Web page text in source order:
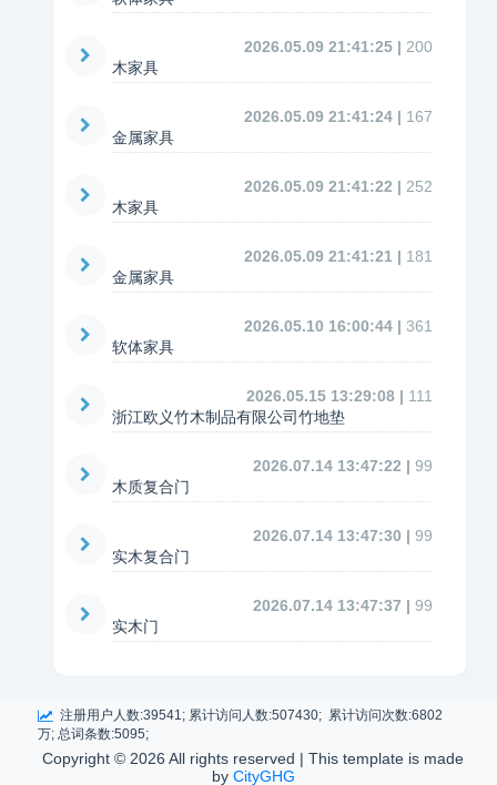
2026.05.09 21:41:25 | 200
木家具
2026.05.09 21:41:24 | 167
金属家具
2026.05.09 21:41:22 | 252
木家具
2026.05.09 21:41:21 | 181
金属家具
2026.05.10 16:00:44 | 361
软体家具
2026.05.15 13:29:08 | 111
浙江欧义竹木制品有限公司竹地垫
2026.07.14 13:47:22 | 99
木质复合门
2026.07.14 13:47:30 | 99
实木复合门
2026.07.14 13:47:37 | 99
实木门
注册用户人数:39541; 累计访问人数:507430; 累计访问次数:6802
万; 总词条数:5095;
Copyright © 2026 All rights reserved | This template is made
by CityGHG